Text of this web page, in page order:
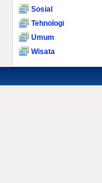
Sosial
Tehnologi
Umum
Wisata